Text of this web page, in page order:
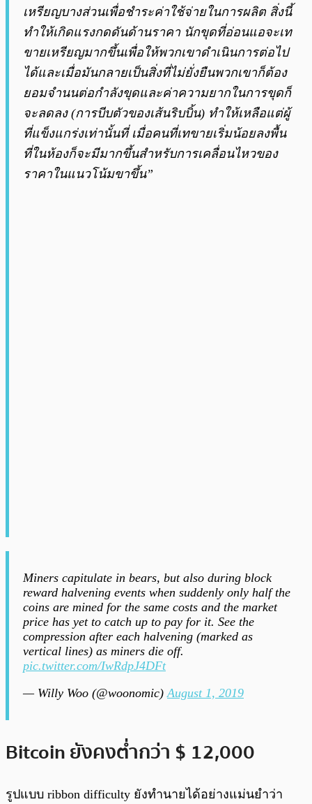
เหรียญบางส่วนเพื่อชำระค่าใช้จ่ายในการผลิต สิ่งนี้
ทำให้เกิดแรงกดดันด้านราคา นักขุดที่อ่อนแอจะเท
ขายเหรียญมากขึ้นเพื่อให้พวกเขาดำเนินการต่อไป
ได้และเมื่อมันกลายเป็นสิ่งที่ไม่ยั่งยืนพวกเขาก็ต้อง
ยอมจำนนต่อกำลังขุดและค่าความยากในการขุดก็
จะลดลง (การบีบตัวของเส้นริบบิ้น) ทำให้เหลือแต่ผู้
ที่แข็งแกร่งเท่านั้นที่ เมื่อคนที่เทขายเริ่มน้อยลงพื้น
ที่ในห้องก็จะมีมากขึ้นสำหรับการเคลื่อนไหวของ
ราคาในแนวโน้มขาขึ้น”
Miners capitulate in bears, but also during block
reward halvening events when suddenly only half the
coins are mined for the same costs and the market
price has yet to catch up to pay for it. See the
compression after each halvening (marked as
vertical lines) as miners die off.
pic.twitter.com/IwRdpJ4DFt
— Willy Woo (@woonomic)August 1, 2019
Bitcoin ยังคงต่ำกว่า $ 12,000
รูปแบบ ribbon difficulty ยังทำนายได้อย่างแม่นยำว่า